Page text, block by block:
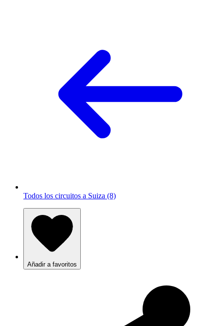
Todos los circuitos a Suiza (8)
Añadir a favoritos